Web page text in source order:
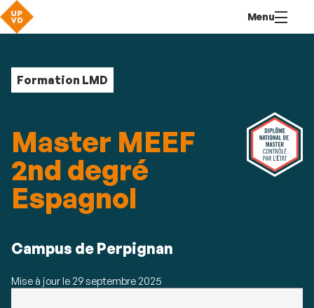
contenu
Menu
Formation LMD
Master MEEF
2nd degré
Espagnol
Résumé
Campus de Perpignan
Mise à jour le 29 septembre 2025